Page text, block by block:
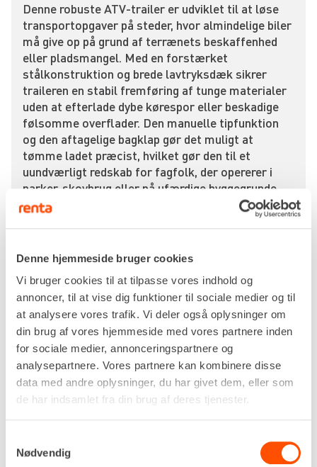
Denne hjemmeside bruger cookies
Vi bruger cookies til at tilpasse vores indhold og
annoncer, til at vise dig funktioner til sociale medier og til
at analysere vores trafik. Vi deler også oplysninger om
din brug af vores hjemmeside med vores partnere inden
for sociale medier, annonceringspartnere og
analysepartnere. Vores partnere kan kombinere disse
data med andre oplysninger, du har givet dem, eller som
de har indsamlet fra din brug af deres tjenester.
Nødvendig
Denne robuste ATV-trailer er udviklet til at løse
transportopgaver på steder, hvor almindelige biler
må give op på grund af terrænets beskaffenhed
eller pladsmangel. Med en forstærket
stålkonstruktion og brede lavtryksdæk sikrer
traileren en stabil fremføring af tunge materialer
uden at efterlade dybe kørespor eller beskadige
følsomme overflader. Den manuelle tipfunktion
og den aftagelige bagklap gør det muligt at
tømme ladet præcist, hvilket gør den til et
uundværligt redskab for fagfolk, der opererer i
parker, skovbrug eller på ufærdige byggegrunde.
Anlægsgartnere og entreprenører benytter ofte
denne tiptrailer til fjernelse af opgravede
baggårde, hvor kun smalle passager er
tilgængelige. Ved opretning og nivellering af
stisystemer anvendes ladet til kontrolleret
udlægning af stabilgrus eller flis, hvilket letter
den efterfølgende manuelle tilpasning af
overfladen. Kloakmestre og installatører bruger
traileren som et mobilt depot til tungt værktøj,
rørdele og reservedele ved reparation eller finish
på installationer i det åbne terræn.
kræve manuel trillebørskørsel, hvilket reducerer
den fysiske belastning af ryg og skuldre. Den lave